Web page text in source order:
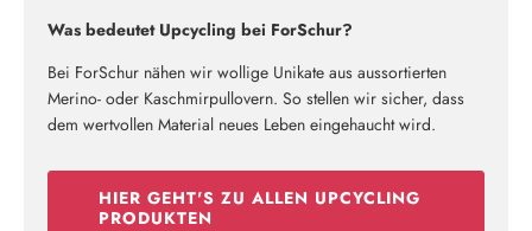
Was bedeutet Upcycling bei ForSchur?
Bei ForSchur nähen wir wollige Unikate aus aussortierten
Merino- oder Kaschmirpullovern. So stellen wir sicher, dass
dem wertvollen Material neues Leben eingehaucht wird.
HIER GEHT'S ZU ALLEN UPCYCLING
PRODUKTEN